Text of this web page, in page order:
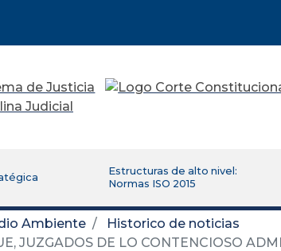
Estructuras de alto nivel:
Normas ISO 2015
Ambiente
Historico de noticias
JUZGADOS DE LO CONTENCIOSO